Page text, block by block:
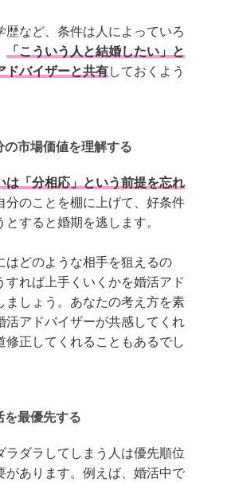
歴など、条件は人によっていろ
「こういう人と結婚したい」と
ドバイザーと共有しておくよう
の市場価値を理解する
は「分相応」という前提を忘れ
分のことを棚に上げて、好条件
すると婚期を逃します。
はどのような相手を狙えるの
すれば上手くいくかを婚活アド
ましょう。あなたの考え方を素
活アドバイザーが共感してくれ
修正してくれることもあるでし
を最優先する
ラダラしてしまう人は優先順位
があります。例えば、婚活中で